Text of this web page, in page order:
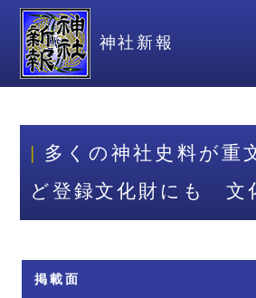
神社新報
多くの神社史料が
ど登録文化財にも 文
掲載面